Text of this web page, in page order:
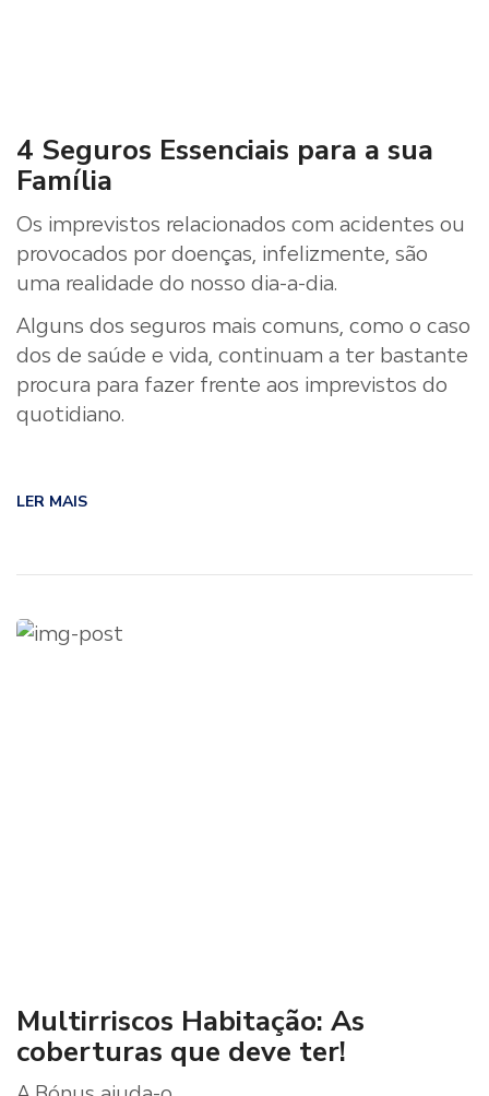
4 Seguros Essenciais para a sua
Família
Os imprevistos relacionados com acidentes ou
provocados por doenças, infelizmente, são
uma realidade do nosso dia-a-dia.
Alguns dos seguros mais comuns, como o caso
dos de saúde e vida, continuam a ter bastante
procura para fazer frente aos imprevistos do
quotidiano.
LER MAIS
Multirriscos Habitação: As
coberturas que deve ter!